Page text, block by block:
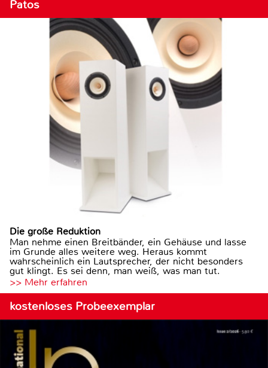
Patos
Die große Reduktion
Man nehme einen Breitbänder, ein Gehäuse und lasse
im Grunde alles weitere weg. Heraus kommt
wahrscheinlich ein Lautsprecher, der nicht besonders
gut klingt. Es sei denn, man weiß, was man tut.
>> Mehr erfahren
kostenloses Probeexemplar